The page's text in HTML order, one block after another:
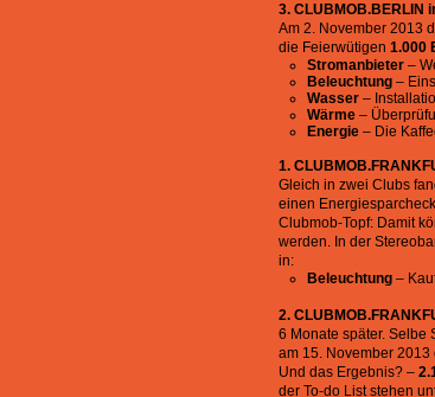
3. CLUBMOB.BERLIN
Am 2. November 2013
die Feierwütigen 1.000
Stromanbieter –
Beleuchtung –
Wasser –
Wärme –
Energie – Die
1.
Gleich in zwei Clubs
einen
Clubmob-Topf: Damit
werden. In der
in:
Beleuchtung –
2.
6 Monate später. Selbe
am 15. November
Und das Ergebnis? –
der To-do List stehen